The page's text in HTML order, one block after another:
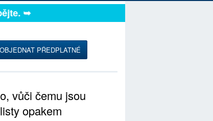
➥
OBJEDNAT PŘEDPLATNÉ
vůči čemu jsou
opakem